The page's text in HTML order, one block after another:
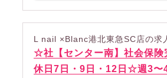
L nail ×Blanc港北東急SC店の求
☆社【センター南】社会保
休日7日・9日・12日☆週3〜